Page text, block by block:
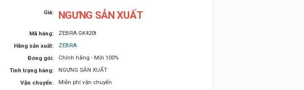
Giá: NGƯNG SẢN XUẤT
Mã hàng:
ZEBRA GK420t
Hãng sản xuất:
ZEBRA
Đóng gói:
Chính hãng - Mới 100%
Tình trạng hàng:
NGƯNG SẢN XUẤT
Vận chuyển:
Miễn phí vận chuyển